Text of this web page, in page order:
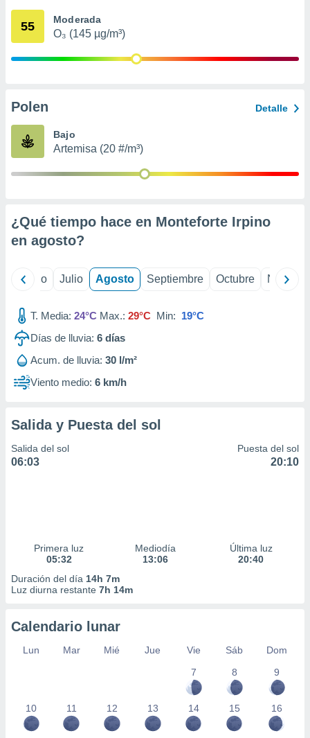
mediante
publicidad
de
55 Moderada
O₃ (145 µg/m³)
Polen Detalle
Bajo
Artemisa (20 #/m³)
¿Qué tiempo hace en Monteforte Irpino
en agosto?
Junio Julio Agosto Septiembre Octubre
T. Media: 24°C Max.: 29°C Min: 19°C
Días de lluvia: 6 días
Acum. de lluvia: 30 l/m²
Viento medio: 6 km/h
Salida y Puesta del sol
Salida del sol
06:03
Puesta del sol
20:10
Primera luz
05:32
Mediodía
13:06
Última luz
20:40
Duración del día 14h 7m
Luz diurna restante 7h 14m
Calendario lunar
Lun Mar Mié Jue Vie Sáb
Dom
7
8 9
10 11 12 13 14 15 16